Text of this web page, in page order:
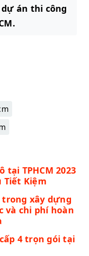
án thi công
tại TPHCM 2023
Tiết Kiệm
xây dựng
và chi phí hoàn
4 trọn gói tại